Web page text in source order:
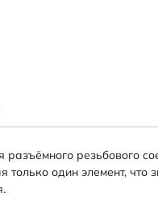
резьбового
один элемент,